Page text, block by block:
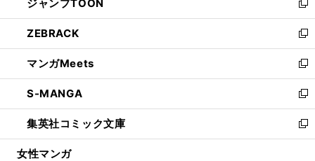
く
で
開
く
ド
ウ
で
開
く
ィ
ン
ド
ウ
で
開
く
い
ウ
ィ
ン
ド
ウ
で
開
く
ジャンプTOON
新
し
い
ウ
ィ
ン
ド
ウ
で
開
ZEBRACK
新
し
い
ウ
ィ
ン
ド
ウ
マンガMeets
新
し
い
ウ
ィ
ン
S-MANGA
新
し
い
ウ
集英社コミック文庫
新
し
女性マンガ